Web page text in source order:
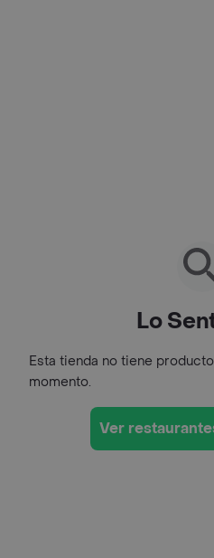
Lo
Esta tienda no tiene
momento.
Ver